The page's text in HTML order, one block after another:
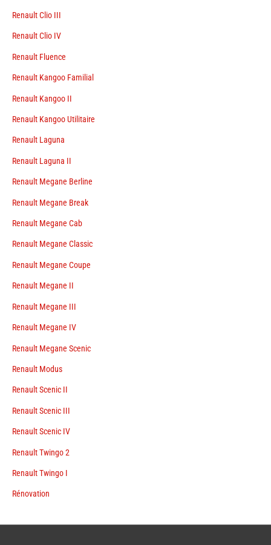
Renault Clio III
Renault Clio IV
Renault Fluence
Renault Kangoo Familial
Renault Kangoo II
Renault Kangoo Utilitaire
Renault Laguna
Renault Laguna II
Renault Megane Berline
Renault Megane Break
Renault Megane Cab
Renault Megane Classic
Renault Megane Coupe
Renault Megane II
Renault Megane III
Renault Megane IV
Renault Megane Scenic
Renault Modus
Renault Scenic II
Renault Scenic III
Renault Scenic IV
Renault Twingo 2
Renault Twingo I
Rénovation